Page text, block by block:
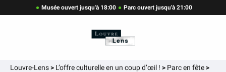
Musée ouvert jusqu'à 18:00 Parc ouvert jusqu'à 21:00
Louvre-Lens> L’offre culturelle en un coup d’œil ! > Parc en fête>